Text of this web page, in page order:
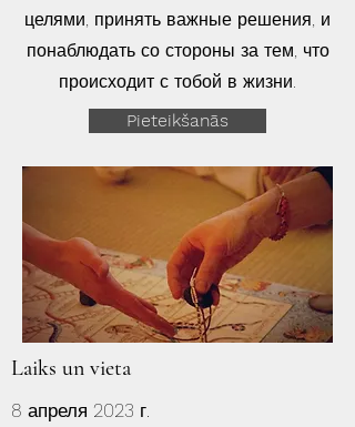
целями, принять важные решения, и
понаблюдать со стороны за тем, что
происходит с тобой в жизни.
Pieteikšanās
Laiks un vieta
8 апреля 2023 г.